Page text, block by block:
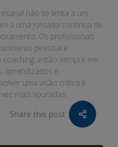
não se limita a um
a uma jornada contínua de
Os profissionais
pessoal e
estão sempre em
aprendizados e
uma visão crítica e
mais apuradas.
Share this post